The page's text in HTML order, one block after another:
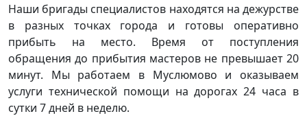
Наши бригады специалистов находятся на дежурстве
в разных точках города и готовы оперативно
прибыть на место. Время от поступления
обращения до прибытия мастеров не превышает 20
минут. Мы работаем в Муслюмово и оказываем
услуги технической помощи на дорогах 24 часа в
сутки 7 дней в неделю.